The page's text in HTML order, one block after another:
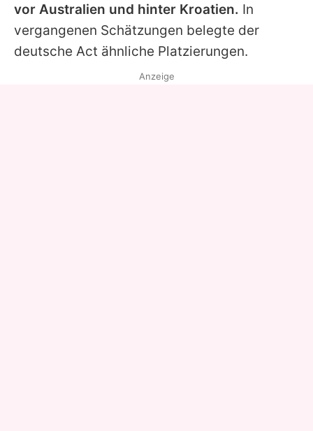
vor Australien und hinter Kroatien. In
vergangenen Schätzungen belegte der
deutsche Act ähnliche Platzierungen.
Anzeige